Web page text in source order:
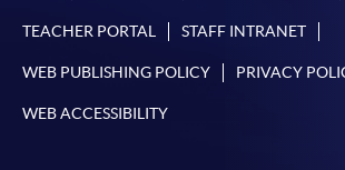
如欲了解如何於網上報讀新課程及繳費
TEACHER PORTAL STAFF INTRANET
WEB PUBLISHING POLICY PRIVACY
WEB ACCESSIBILITY